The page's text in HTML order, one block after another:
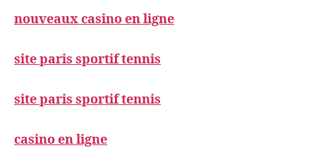
nouveaux casino en ligne
site paris sportif tennis
site paris sportif tennis
casino en ligne